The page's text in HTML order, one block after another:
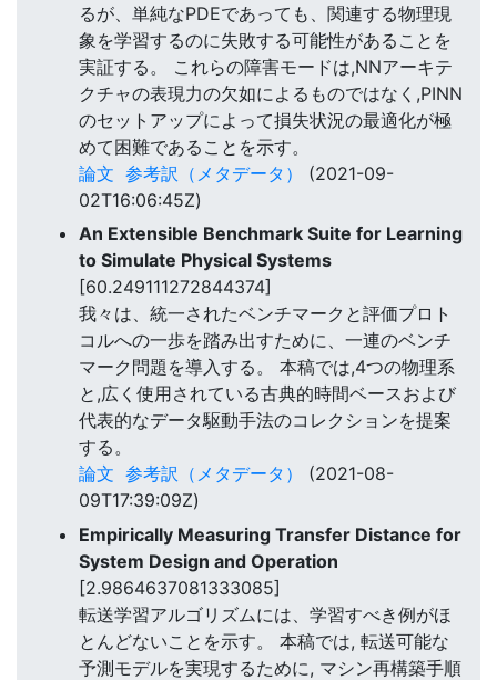
るが、単純なPDEであっても、関連する物理現
象を学習するのに失敗する可能性があることを
実証する。 これらの障害モードは,NNアーキテ
クチャの表現力の欠如によるものではなく,PINN
のセットアップによって損失状況の最適化が極
めて困難であることを示す。
論文 参考訳（メタデータ）
(2021-09-
02T16:06:45Z)
An Extensible Benchmark Suite for Learning
to Simulate Physical Systems
[60.249111272844374]
我々は、統一されたベンチマークと評価プロト
コルへの一歩を踏み出すために、一連のベンチ
マーク問題を導入する。 本稿では,4つの物理系
と,広く使用されている古典的時間ベースおよび
代表的なデータ駆動手法のコレクションを提案
する。
論文 参考訳（メタデータ）
(2021-08-
09T17:39:09Z)
Empirically Measuring Transfer Distance for
System Design and Operation
[2.9864637081333085]
転送学習アルゴリズムには、学習すべき例がほ
とんどないことを示す。 本稿では, 転送可能な
予測モデルを実現するために, マシン再構築手順